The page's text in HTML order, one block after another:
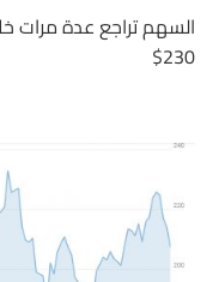
السهم تراجع عدة مرات
230$